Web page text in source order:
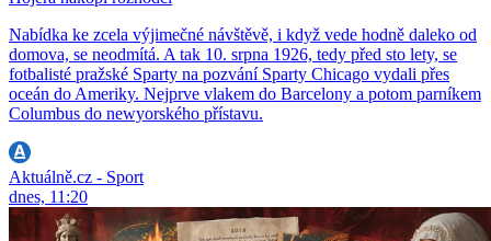
Nabídka ke zcela výjimečné návštěvě, i když vede hodně daleko od
domova, se neodmítá. A tak 10. srpna 1926, tedy před sto lety, se
fotbalisté pražské Sparty na pozvání Sparty Chicago vydali přes
oceán do Ameriky. Nejprve vlakem do Barcelony a potom parníkem
Columbus do newyorského přístavu.
Aktuálně.cz - Sport
dnes, 11:20